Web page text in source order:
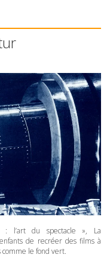
: l’art du spectacle », La
de recréer des films à
le fond vert.